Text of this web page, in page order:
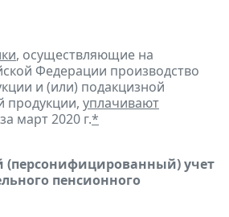
, осуществляющие на
Федерации производство
и (или) подакцизной
продукции, уплачивают
март 2020 г.*
учет
пенсионного